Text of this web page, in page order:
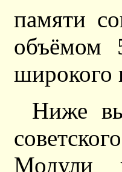
памяти
объёмом
широкого
Ниже
Модули